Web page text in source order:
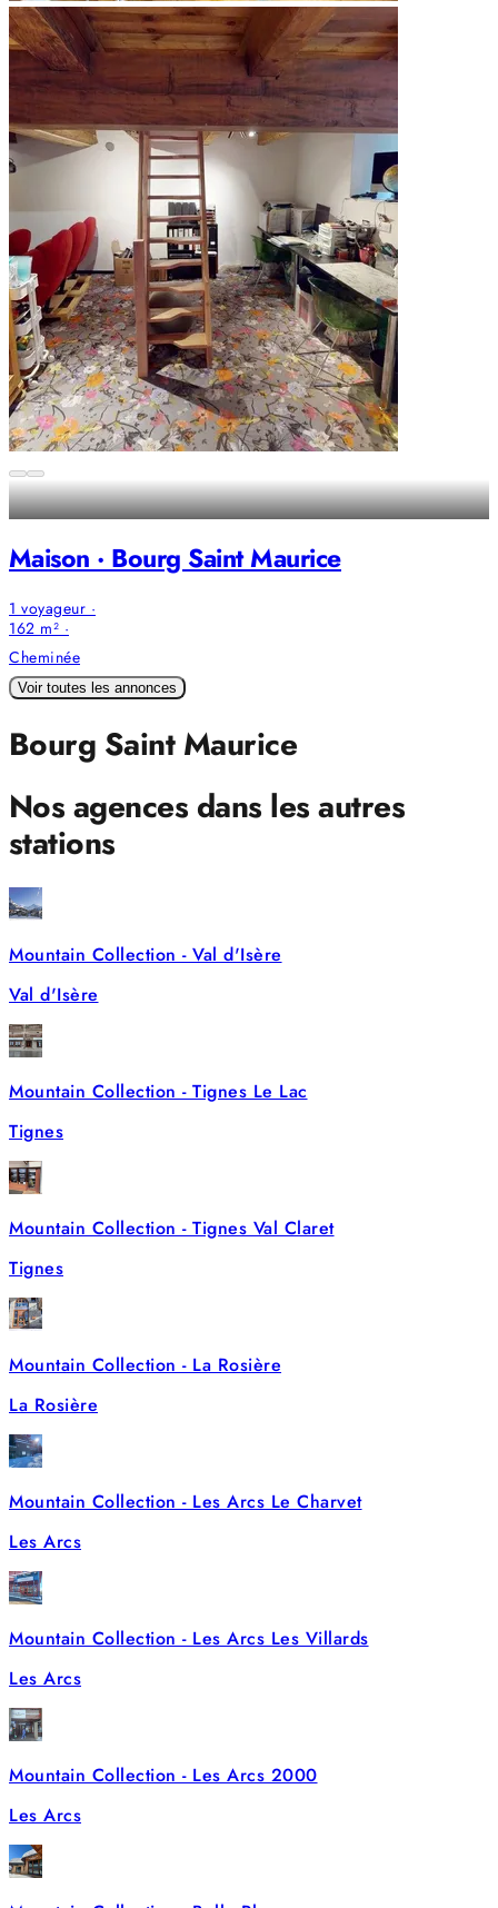
Maison · Bourg Saint Maurice
1 voyageur ·
162 m² ·
Cheminée
Voir toutes les annonces
Bourg Saint Maurice
Nos agences dans les autres
stations
Mountain Collection - Val d'Isère
Val d'Isère
Mountain Collection - Tignes Le Lac
Tignes
Mountain Collection - Tignes Val Claret
Tignes
Mountain Collection - La Rosière
La Rosière
Mountain Collection - Les Arcs Le Charvet
Les Arcs
Mountain Collection - Les Arcs Les Villards
Les Arcs
Mountain Collection - Les Arcs 2000
Les Arcs